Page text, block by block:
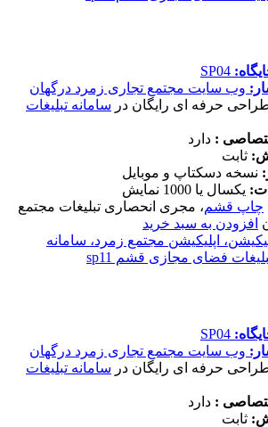
وب سایت مجتمع تجاری زمرد درگهان
حرفه ای رایگان در سامانه تبلیغات
: دارد
ثابت
نسخه دسکتاپ و موبایل
یکسال یا 1000 نمایش
چاپ قشم، مجری انحصاری تبلیغات مجتمع
افزودن به سبد خرید
وب سایت مجتمع تجاری زمرد درگهان
حرفه ای رایگان در سامانه تبلیغات
: دارد
ثابت